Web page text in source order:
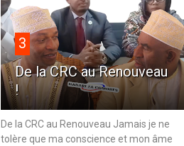
3
De la CRC au Renouveau
!
De la CRC au Renouveau Jamais je ne
tolère que ma conscience et mon âme